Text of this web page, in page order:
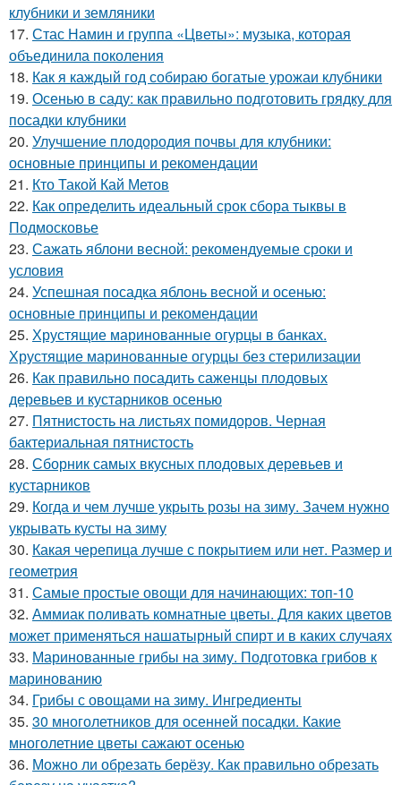
клубники и земляники
17. Стас Намин и группа «Цветы»: музыка, которая
объединила поколения
18. Как я каждый год собираю богатые урожаи клубники
19. Осенью в саду: как правильно подготовить грядку для
посадки клубники
20. Улучшение плодородия почвы для клубники:
основные принципы и рекомендации
21. Кто Такой Кай Метов
22. Как определить идеальный срок сбора тыквы в
Подмосковье
23. Сажать яблони весной: рекомендуемые сроки и
условия
24. Успешная посадка яблонь весной и осенью:
основные принципы и рекомендации
25. Хрустящие маринованные огурцы в банках.
Хрустящие маринованные огурцы без стерилизации
26. Как правильно посадить саженцы плодовых
деревьев и кустарников осенью
27. Пятнистость на листьях помидоров. Черная
бактериальная пятнистость
28. Сборник самых вкусных плодовых деревьев и
кустарников
29. Когда и чем лучше укрыть розы на зиму. Зачем нужно
укрывать кусты на зиму
30. Какая черепица лучше с покрытием или нет. Размер и
геометрия
31. Самые простые овощи для начинающих: топ-10
32. Аммиак поливать комнатные цветы. Для каких цветов
может применяться нашатырный спирт и в каких случаях
33. Маринованные грибы на зиму. Подготовка грибов к
маринованию
34. Грибы с овощами на зиму. Ингредиенты
35. 30 многолетников для осенней посадки. Какие
многолетние цветы сажают осенью
36. Можно ли обрезать берёзу. Как правильно обрезать